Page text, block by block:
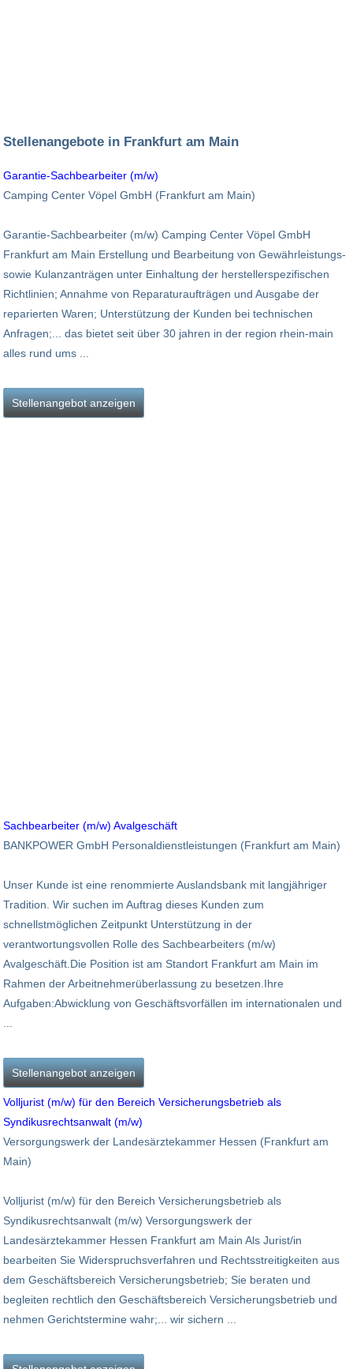
Stellenangebote in Frankfurt am Main
Garantie-Sachbearbeiter (m/w)
Camping Center Vöpel GmbH (Frankfurt am Main)
Garantie-Sachbearbeiter (m/w) Camping Center Vöpel GmbH
Frankfurt am Main Erstellung und Bearbeitung von Gewährleistungs-
sowie Kulanzanträgen unter Einhaltung der herstellerspezifischen
Richtlinien; Annahme von Reparaturaufträgen und Ausgabe der
reparierten Waren; Unterstützung der Kunden bei technischen
Anfragen;... das bietet seit über 30 jahren in der region rhein-main
alles rund ums ...
Stellenangebot anzeigen
Sachbearbeiter (m/w) Avalgeschäft
BANKPOWER GmbH Personaldienstleistungen (Frankfurt am Main)
Unser Kunde ist eine renommierte Auslandsbank mit langjähriger
Tradition. Wir suchen im Auftrag dieses Kunden zum
schnellstmöglichen Zeitpunkt Unterstützung in der
verantwortungsvollen Rolle des Sachbearbeiters (m/w)
Avalgeschäft.Die Position ist am Standort Frankfurt am Main im
Rahmen der Arbeitnehmerüberlassung zu besetzen.Ihre
Aufgaben:Abwicklung von Geschäftsvorfällen im internationalen und
Stellenangebot anzeigen
Volljurist (m/w) für den Bereich Versicherungsbetrieb als
Syndikusrechtsanwalt (m/w)
Versorgungswerk der Landesärztekammer Hessen (Frankfurt am
Main)
Volljurist (m/w) für den Bereich Versicherungsbetrieb als
Syndikusrechtsanwalt (m/w) Versorgungswerk der
Landesärztekammer Hessen Frankfurt am Main Als Jurist/in
bearbeiten Sie Widerspruchsverfahren und Rechtsstreitigkeiten aus
dem Geschäftsbereich Versicherungsbetrieb; Sie beraten und
begleiten rechtlich den Geschäftsbereich Versicherungsbetrieb und
nehmen Gerichtstermine wahr;... wir sichern ...